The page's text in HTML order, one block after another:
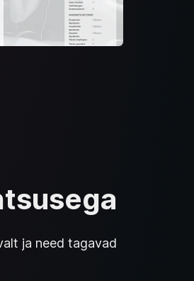
ja need tagavad